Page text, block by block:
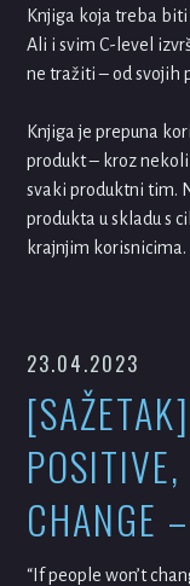
Knjiga koja treba
Ali i svim C-level
ne tražiti – od svojih
Knjiga je prepuna
produkt – kroz
svaki produktni tim.
produkta u skladu s
krajnjim korisnicima.
23.04.2023
CHANGE
“If people won’t